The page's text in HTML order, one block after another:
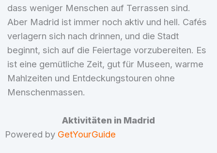
dass weniger Menschen auf Terrassen sind.
Aber Madrid ist immer noch aktiv und hell. Cafés
verlagern sich nach drinnen, und die Stadt
beginnt, sich auf die Feiertage vorzubereiten. Es
ist eine gemütliche Zeit, gut für Museen, warme
Mahlzeiten und Entdeckungstouren ohne
Menschenmassen.
Aktivitäten in Madrid
Powered by GetYourGuide